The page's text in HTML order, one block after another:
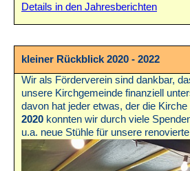
Details in den Jahresberichten
kleiner Rückblick 2020 - 2022
Wir als Förderverein sind dankbar,
unsere Kirchgemeinde finanziell
davon hat jeder etwas, der die Kirche
2020 konnten wir durch viele
u.a. neue Stühle für unsere